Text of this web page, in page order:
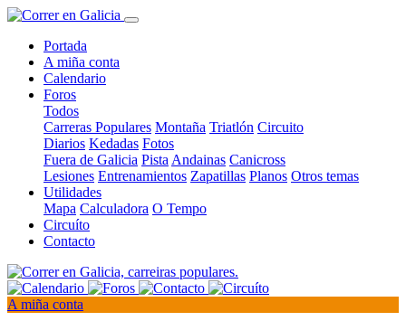
Portada
A miña conta
Calendario
Foros
Todos
Carreras Populares Montaña Triatlón Circuito
Diarios Kedadas Fotos
Fuera de Galicia Pista Andainas Canicross
Lesiones Entrenamientos Zapatillas Planos Otros temas
Utilidades
Mapa Calculadora O Tempo
Circuíto
Contacto
A miña conta